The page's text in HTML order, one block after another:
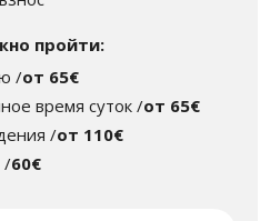
пройти:
/от 65€
время суток /от 65€
/от 110€
/60€